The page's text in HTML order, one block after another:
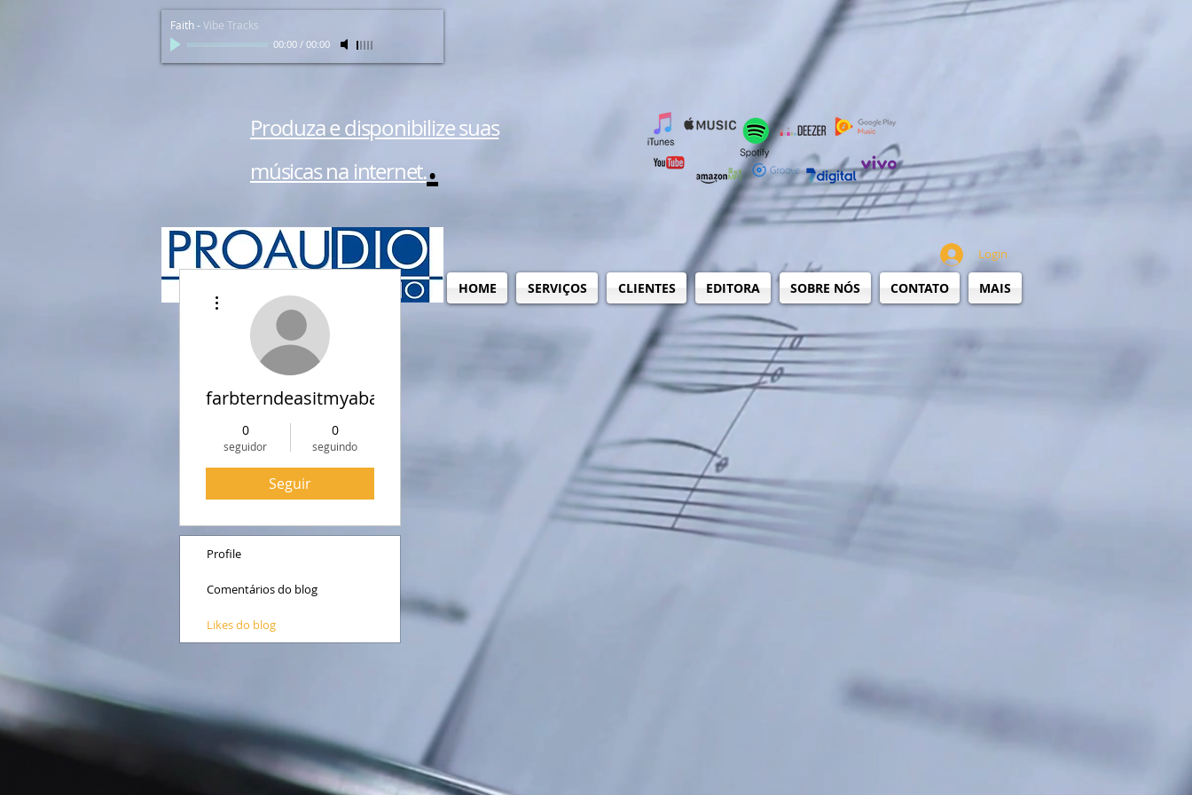
Faith-Vibe Tracks
00:00 / 00:00
Produza e disponibilize suas
músicas na internet..
Login
HOME SERVIÇOS CLIENTES EDITORA SOBRE NÓS CONTATO MAIS
farbterndeasitmyabaa
0
seguidor
0
seguindo
Seguir
Profile
Comentários do blog
Likes do blog